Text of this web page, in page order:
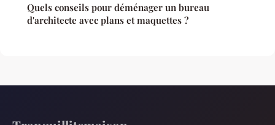
Quels conseils pour déménager un bureau
d'architecte avec plans et maquettes ?